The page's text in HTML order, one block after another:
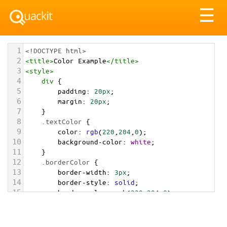
☰
1 <!DOCTYPE html>
2 <title>Color Example</title>
3 <style>
4 div {
5 padding: 20px;
6 margin: 20px;
7 }
8 .textColor {
9 color: rgb(220 204 0);
10 background-color: white;
11 }
12 .borderColor {
13 border-width: 3px;
14 border-style: solid;
15 border-color: rgb(220,204,0);